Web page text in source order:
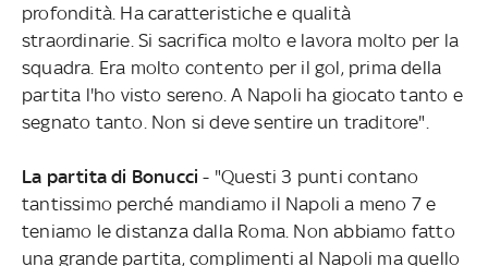
profondità. Ha caratteristiche e qualità
straordinarie. Si sacrifica molto e lavora molto per la
squadra. Era molto contento per il gol, prima della
partita l'ho visto sereno. A Napoli ha giocato tanto e
segnato tanto. Non si deve sentire un traditore".
La partita di Bonucci- "Questi 3 punti contano
tantissimo perché mandiamo il Napoli a meno 7 e
teniamo le distanza dalla Roma. Non abbiamo fatto
una grande partita, complimenti al Napoli ma quello